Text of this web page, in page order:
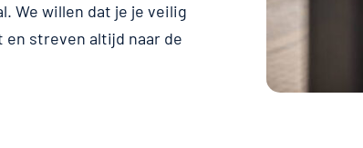
We willen dat je je veilig
en streven altijd naar de